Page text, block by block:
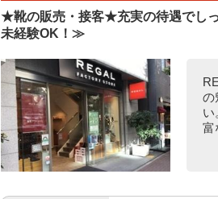
★靴の販売・接客★充実の待遇でし
未経験OK！≫
の
い
富